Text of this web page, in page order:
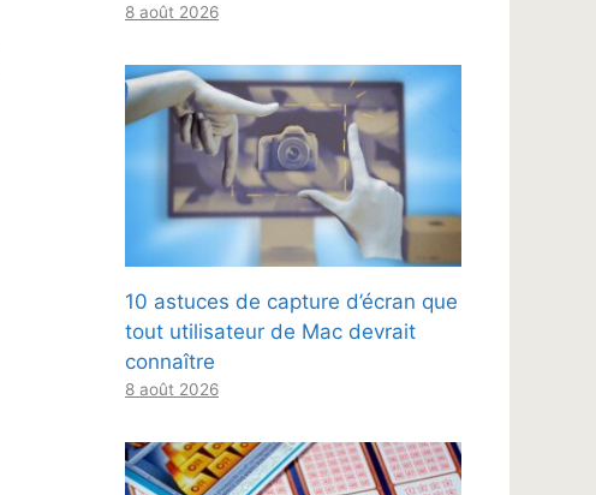
8 août 2026
10 astuces de capture d’écran que
tout utilisateur de Mac devrait
connaître
8 août 2026